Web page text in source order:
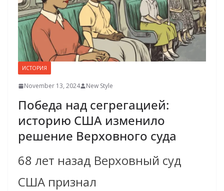
ИСТОРИЯ
November 13, 2024 New Style
Победа над сегрегацией:
историю США изменило
решение Верховного суда
68 лет назад Верховный суд
США признал